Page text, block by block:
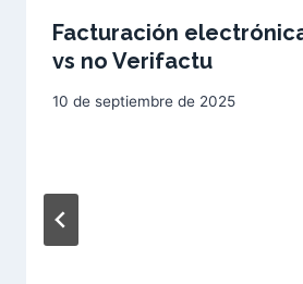
Facturación
vs no Verifactu
10 de septiembre de 2025